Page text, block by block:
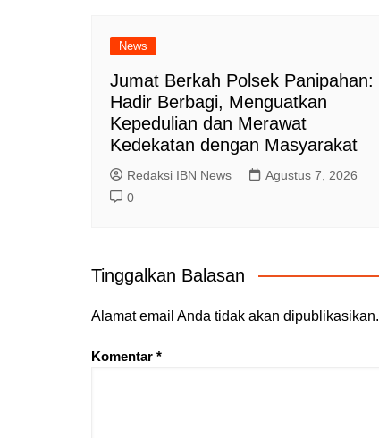
News
Jumat Berkah Polsek Panipahan:
Hadir Berbagi, Menguatkan
Kepedulian dan Merawat
Kedekatan dengan Masyarakat
Redaksi IBN News
Agustus 7, 2026
0
Tinggalkan Balasan
Alamat email Anda tidak akan dipublikasikan.
Komentar *